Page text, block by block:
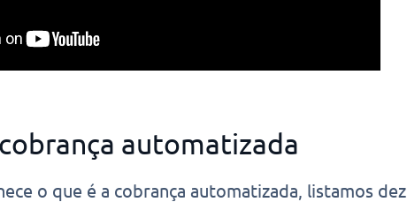
automatizada
o que é a cobrança automatizada, listamos dez